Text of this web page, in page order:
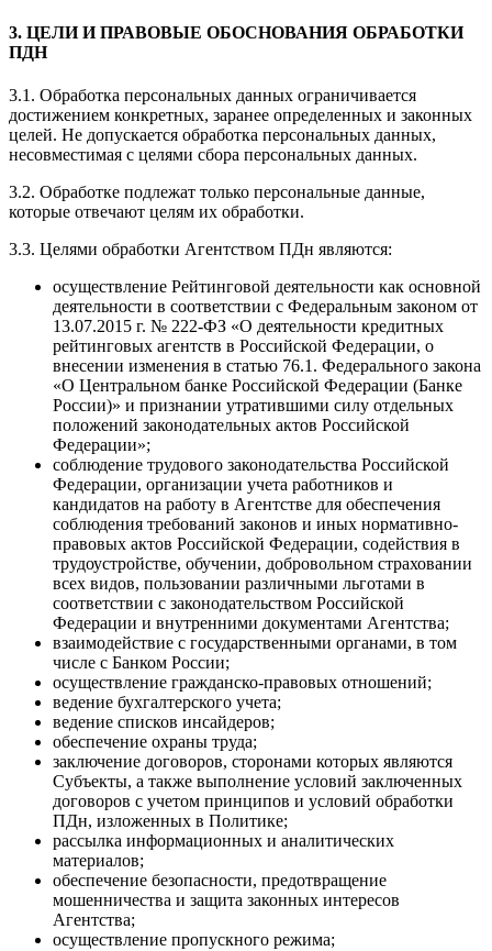
3. ЦЕЛИ И ПРАВОВЫЕ ОБОСНОВАНИЯ ОБРАБОТКИ
ПДН
3.1. Обработка персональных данных ограничивается
достижением конкретных, заранее определенных и законных
целей. Не допускается обработка персональных данных,
несовместимая с целями сбора персональных данных.
3.2. Обработке подлежат только персональные данные,
которые отвечают целям их обработки.
3.3. Целями обработки Агентством ПДн являются:
осуществление Рейтинговой деятельности как основной
деятельности в соответствии с Федеральным законом от
13.07.2015 г. № 222-ФЗ «О деятельности кредитных
рейтинговых агентств в Российской Федерации, о
внесении изменения в статью 76.1. Федерального закона
«О Центральном банке Российской Федерации (Банке
России)» и признании утратившими силу отдельных
положений законодательных актов Российской
Федерации»;
соблюдение трудового законодательства Российской
Федерации, организации учета работников и
кандидатов на работу в Агентстве для обеспечения
соблюдения требований законов и иных нормативно-
правовых актов Российской Федерации, содействия в
трудоустройстве, обучении, добровольном страховании
всех видов, пользовании различными льготами в
соответствии с законодательством Российской
Федерации и внутренними документами Агентства;
взаимодействие с государственными органами, в том
числе с Банком России;
осуществление гражданско-правовых отношений;
ведение бухгалтерского учета;
ведение списков инсайдеров;
обеспечение охраны труда;
заключение договоров, сторонами которых являются
Субъекты, а также выполнение условий заключенных
договоров с учетом принципов и условий обработки
ПДн, изложенных в Политике;
рассылка информационных и аналитических
материалов;
обеспечение безопасности, предотвращение
мошенничества и защита законных интересов
Агентства;
осуществление пропускного режима;